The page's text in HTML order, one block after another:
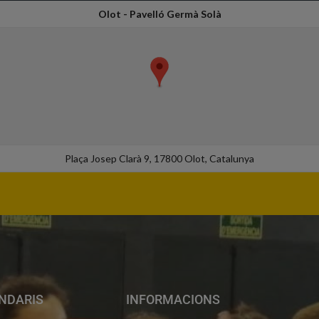
Olot - Pavelló Germà Solà
Plaça Josep Clarà 9, 17800 Olot, Catalunya
INFORMACIONS